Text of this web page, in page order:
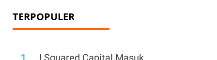
TERPOPULER
I Squared Capital Masuk